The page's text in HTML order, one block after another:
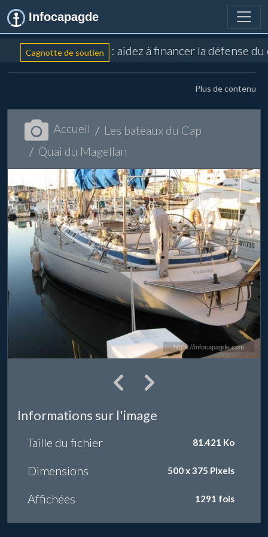
Infocapagde
Cagnotte de soutien : aidez à financer la défense
Plus de contenu
Accueil
Les bateaux du Cap
Quai du Magellan
Informations sur l'image
Taille du fichier 81.421 Ko
Dimensions 500 x 375 Pixels
Affichées 1291 fois